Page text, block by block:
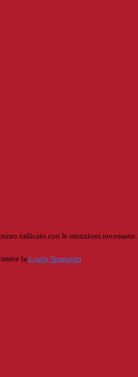
indicato con le istruzioni necessarie.
la Login Spaggiari